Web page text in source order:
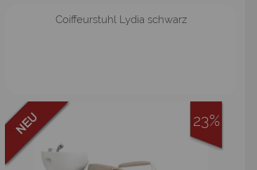
Coiffeurstuhl Lydia schwarz
23%